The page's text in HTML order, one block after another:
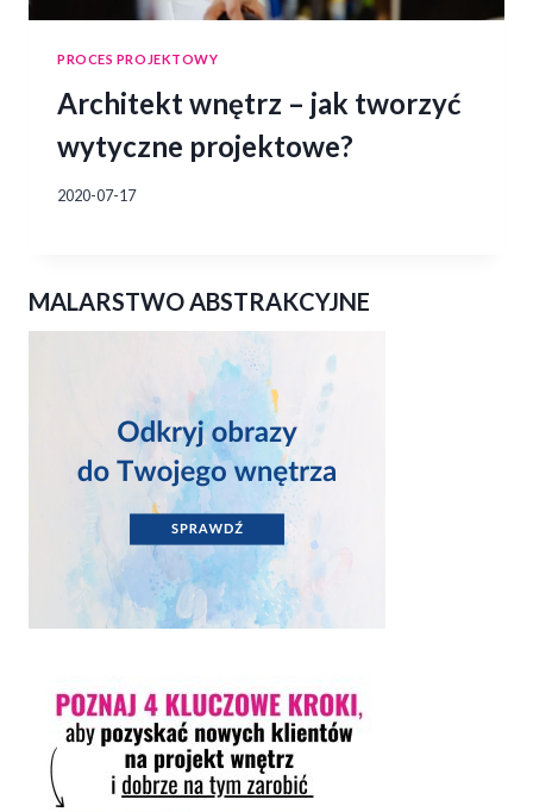
PROCES PROJEKTOWY
Architekt wnętrz – jak tworzyć
wytyczne projektowe?
2020-07-17
MALARSTWO ABSTRAKCYJNE